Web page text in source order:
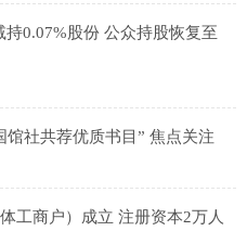
0.07%股份 公众持股恢复至
馆社共荐优质书目” 焦点关注
工商户）成立 注册资本2万人